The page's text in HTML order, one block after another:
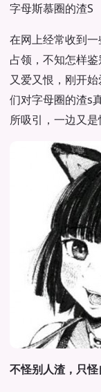
字母斯慕圈的渣S
在网上经常收到
占领，不知怎样
又爱又恨，刚开
们对字母圈的渣s
所吸引，一边又是
不怪别人渣，只怪